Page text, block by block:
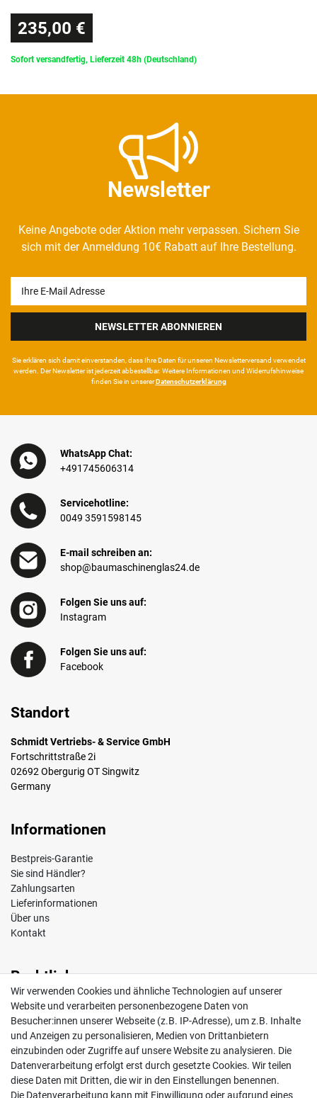
235,00 €
Sofort versandfertig, Lieferzeit 48h (Deutschland)
Newsletter
Keine Angebote oder Aktion mehr verpassen. Sichern Sie
sich mit der Anmeldung 10€ Rabatt auf Ihre Bestellung.
Honig
NEWSLETTER ABONNIEREN
Sie erklären sich damit ein­ver­standen, dass Ihre Da­ten für unseren News­letter­versand ver­wen­det
werden. Der News­letter ist jeder­zeit ab­bestel­lbar. Weitere Infor­mationen und Wider­rufshin­weise
finden Sie in unsererDaten­schutz­erklärung
WhatsApp Chat:
+491745606314
Servicehotline:
0049 3591598145
E-mail schreiben an:
shop@baumaschinenglas24.de
Folgen Sie uns auf:
Instagram
Folgen Sie uns auf:
Facebook
Standort
Schmidt Vertriebs- & Service GmbH
Fortschrittstraße 2i
02692 Obergurig OT Singwitz
Germany
Informationen
Bestpreis-Garantie
Sie sind Händler?
Zahlungsarten
Lieferinformationen
Über uns
Kontakt
Rechtliches
Impressum
AGB
Widerrufsrecht
Datenschutz
Vertrag widerrufen
Wir verwenden Cookies und ähnliche Technologien auf unserer
Website und verarbeiten personenbezogene Daten von
Besucher:innen unserer Webseite (z.B. IP-Adresse), um z.B. Inhalte
und Anzeigen zu personalisieren, Medien von Drittanbietern
einzubinden oder Zugriffe auf unsere Website zu analysieren. Die
Datenverarbeitung erfolgt erst durch gesetzte Cookies. Wir teilen
diese Daten mit Dritten, die wir in den Einstellungen benennen.
Die Datenverarbeitung kann mit Einwilligung oder aufgrund eines